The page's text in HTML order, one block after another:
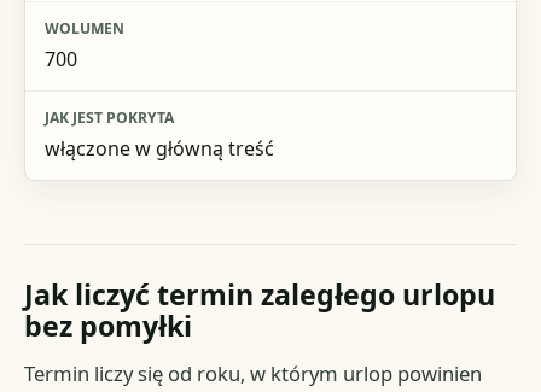
700
włączone w główną treść
Jak liczyć termin zaległego urlopu
bez pomyłki
Termin liczy się od roku, w którym urlop powinien